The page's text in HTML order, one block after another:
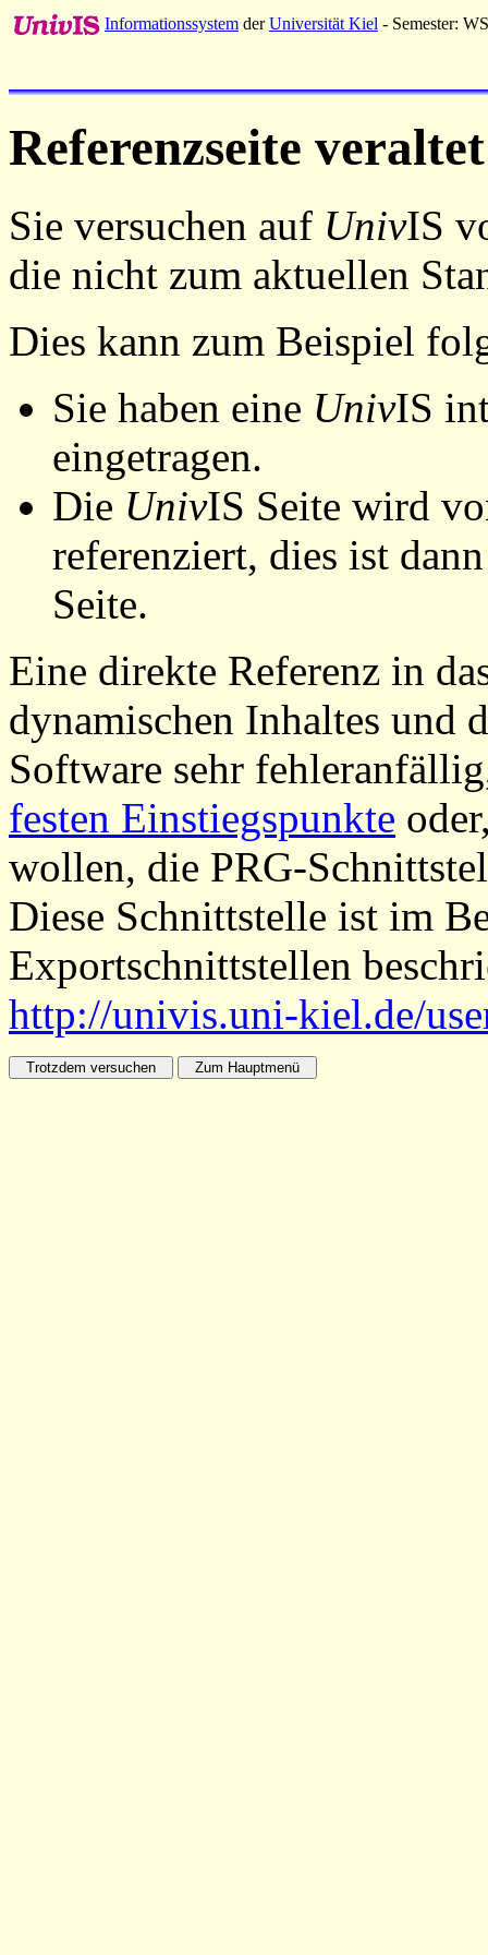
Informationssystem derUniversität Kiel - Semester:
Referenzseite veraltet
Sie versuchen auf UnivIS
die nicht zum aktuellen
Dies kann zum Beispiel
Sie haben eine UnivIS
eingetragen.
Die UnivIS Seite wird
referenziert, dies ist
Seite.
Eine direkte Referenz in
dynamischen Inhaltes und
Software sehr
festen Einstiegspunkte
wollen, die PRG-
Diese Schnittstelle ist im
Exportschnittstellen
http://univis.uni-kiel.de/